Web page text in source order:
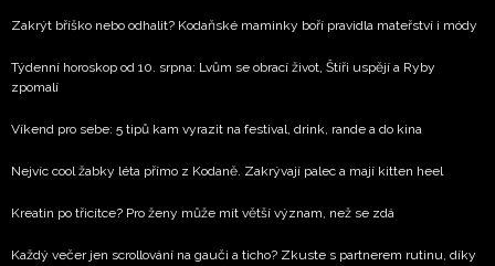
Zakrýt bříško nebo odhalit? Kodaňské maminky boří pravidla mateřství i módy
Týdenní horoskop od 10. srpna: Lvům se obrací život, Štíři uspějí a Ryby
zpomalí
Víkend pro sebe: 5 tipů kam vyrazit na festival, drink, rande a do kina
Nejvíc cool žabky léta přímo z Kodaně. Zakrývají palec a mají kitten heel
Kreatin po třicítce? Pro ženy může mít větší význam, než se zdá
Každý večer jen scrollování na gauči a ticho? Zkuste s partnerem rutinu, díky